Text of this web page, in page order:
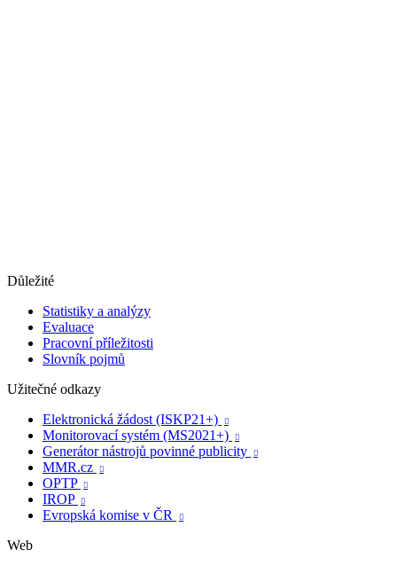
Důležité
Statistiky a analýzy
Evaluace
Pracovní příležitosti
Slovník pojmů
Užitečné odkazy
Elektronická žádost (ISKP21+)

Monitorovací systém (MS2021+) 
Generátor nástrojů povinné publicity 
MMR.cz 
OPTP 
IROP 
Evropská komise v ČR 
Web